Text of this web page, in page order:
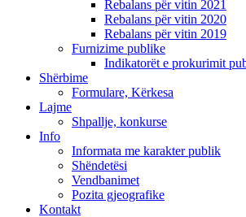
Rebalans për vitin 2021
Rebalans për vitin 2020
Rebalans për vitin 2019
Furnizime publike
Indikatorët e prokurimit
Shërbime
Formulare, Kërkesa
Lajme
Shpallje, konkurse
Info
Informata me karakter publik
Shëndetësi
Vendbanimet
Pozita gjeografike
Kontakt